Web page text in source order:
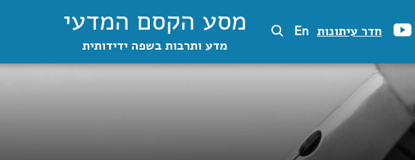
חדר עיתונות En מסע הקסם המדעי
מדע ותרבות בשפה ידידותית